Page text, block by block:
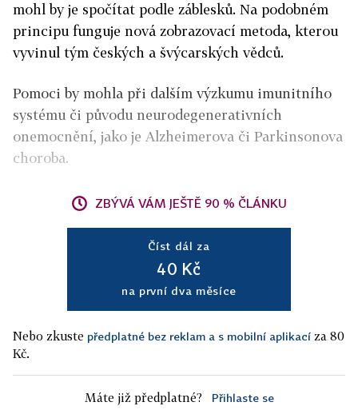
mohl by je spočítat podle záblesků. Na podobném
principu funguje nová zobrazovací metoda, kterou
vyvinul tým českých a švýcarských vědců.
Pomoci by mohla při dalším výzkumu imunitního
systému či původu neurodegenerativních
onemocnění, jako je Alzheimerova či Parkinsonova
choroba.
ZBÝVÁ VÁM JEŠTĚ 90 % ČLÁNKU
Číst dál za
40 Kč
na první dva měsíce
Nebo zkuste předplatné bez reklam a s mobilní aplikací za 80
Kč.
Máte již předplatné? Přihlaste se